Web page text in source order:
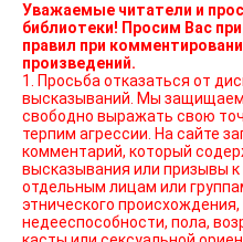
Уважаемые читатели и
библиотеки! Просим Вас
правил при
произведений.
1. Просьба отказаться от
высказываний. Мы защищаем право наших читателей
свободно выражать свою
терпим агрессии. На сайте
комментарий, который
высказывания или призывы
отдельным лицам или
этнического
недееспособности, пола,